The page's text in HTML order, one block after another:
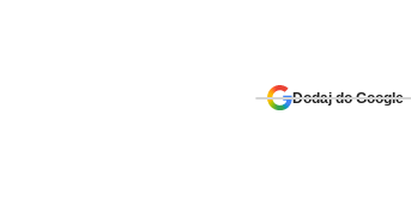
Dodaj do Google